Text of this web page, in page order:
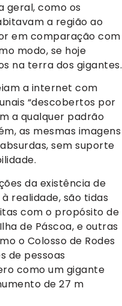
geral, como os
a região ao
em comparação com
modo, se hoje
na terra dos gigantes.
a internet com
“descobertos por
a qualquer padrão
as mesmas imagens
sem suporte
da existência de
realidade, são tidas
com o propósito de
de Páscoa, e outras
o Colosso de Rodes
de pessoas
como um gigante
de 27 m